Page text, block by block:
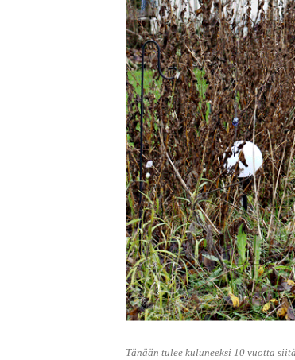
Tänään tulee kuluneeksi 10 vuotta